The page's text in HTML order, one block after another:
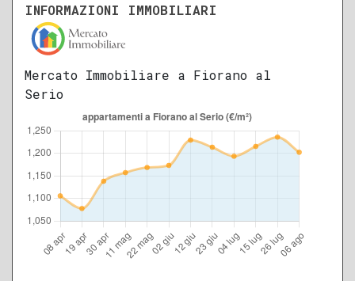
INFORMAZIONI IMMOBILIARI
Mercato Immobiliare a Fiorano al
Serio